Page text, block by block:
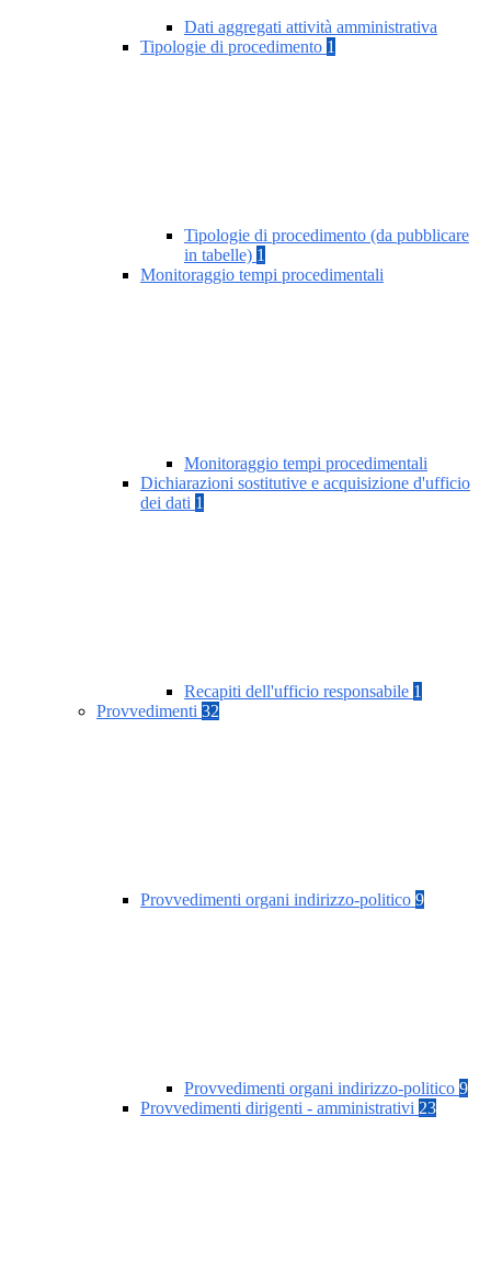
Dati aggregati attività amministrativa
Tipologie di procedimento 1
Tipologie di procedimento (da pubblicare
in tabelle) 1
Monitoraggio tempi procedimentali
Monitoraggio tempi procedimentali
Dichiarazioni sostitutive e acquisizione d'ufficio
dei dati 1
Recapiti dell'ufficio responsabile 1
Provvedimenti 32
Provvedimenti organi indirizzo-politico 9
Provvedimenti organi indirizzo-politico 9
Provvedimenti dirigenti - amministrativi 23